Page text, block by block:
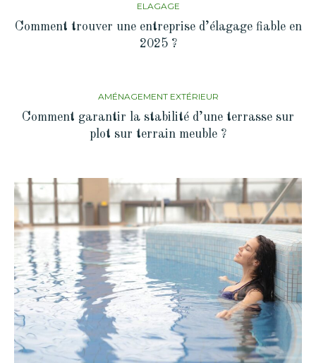
ELAGAGE
Comment trouver une entreprise d’élagage fiable en
2025 ?
AMÉNAGEMENT EXTÉRIEUR
Comment garantir la stabilité d’une terrasse sur
plot sur terrain meuble ?